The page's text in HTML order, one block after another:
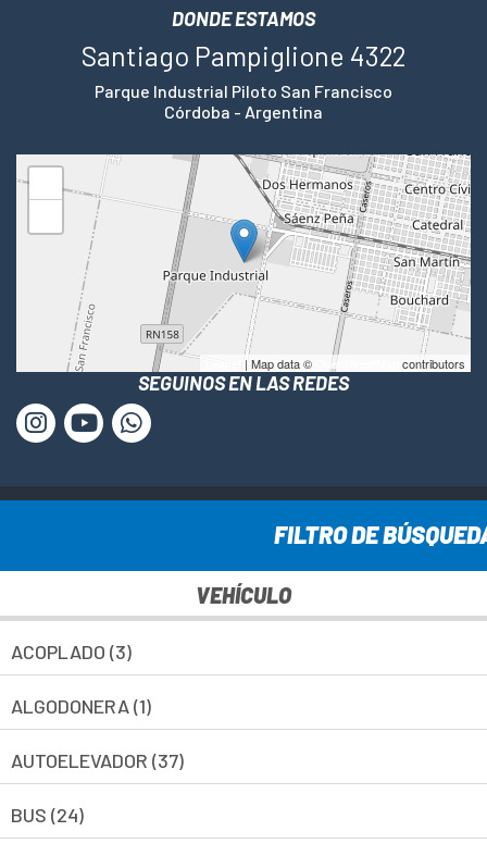
FILTRO DE
VEHÍCULO
ACOPLADO (3)
ALGODONERA (1)
AUTOELEVADOR (37)
BUS (24)
DONDE ESTAMOS
Santiago Pampiglione 4322
Parque Industrial Piloto San Francisco
Córdoba - Argentina
| Map data © OpenStreetMap contributors
SEGUINOS EN LAS REDES